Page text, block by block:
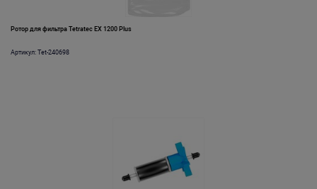
Ротор для фильтра Tetratec EX 1200 Plus
Артикул: Tet-240698